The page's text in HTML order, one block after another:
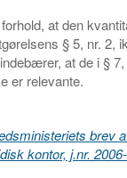
at den
§ 5, nr. 2,
at de i §
er relevante.
brev
kontor, j.nr.